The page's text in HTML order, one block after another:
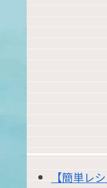
【簡単レ